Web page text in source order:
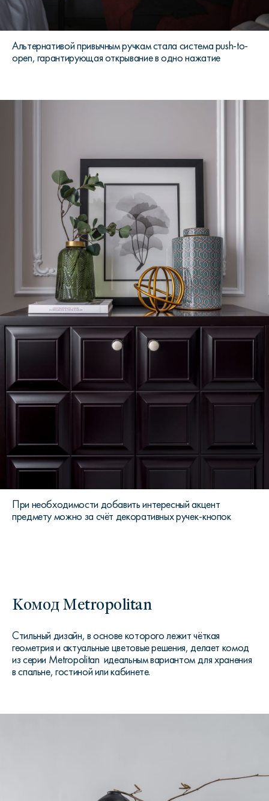
Альтернативой привычным ручкам стала система push-to-
open, гарантирующая открывание в одно нажатие
При необходимости добавить интересный акцент
предмету можно за счёт декоративных ручек-кнопок
Комод Metropolitan
Стильный дизайн, в основе которого лежит чёткая
геометрия и актуальные цветовые решения, делает комод
из серии Metropolitan идеальным вариантом для хранения
в спальне, гостиной или кабинете.